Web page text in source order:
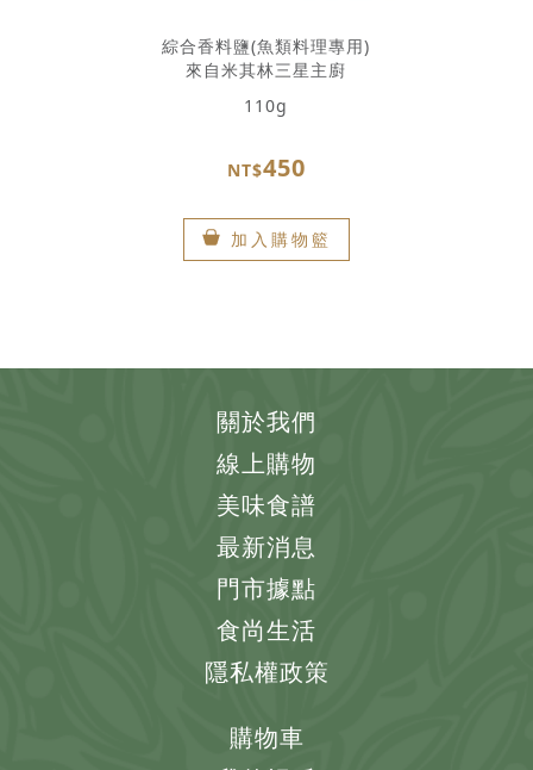
綜合香料鹽(魚類料理專用)
來自米其林三星主廚
110g
NT$450
加入購物籃
關於我們
線上購物
美味食譜
最新消息
門市據點
食尚生活
隱私權政策
購物車